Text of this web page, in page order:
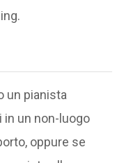
un pianista
in un non-luogo
oppure se